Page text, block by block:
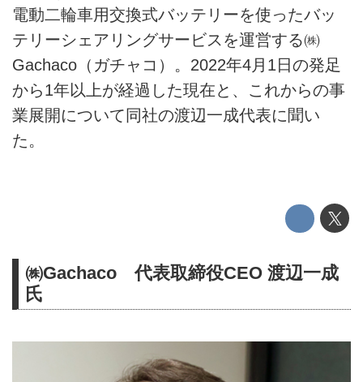
電動二輪車用交換式バッテリーを使ったバッ
テリーシェアリングサービスを運営する㈱
Gachaco（ガチャコ）。2022年4月1日の発足
から1年以上が経過した現在と、これからの事
業展開について同社の渡辺一成代表に聞い
た。
㈱Gachaco 代表取締役CEO 渡辺一成
氏